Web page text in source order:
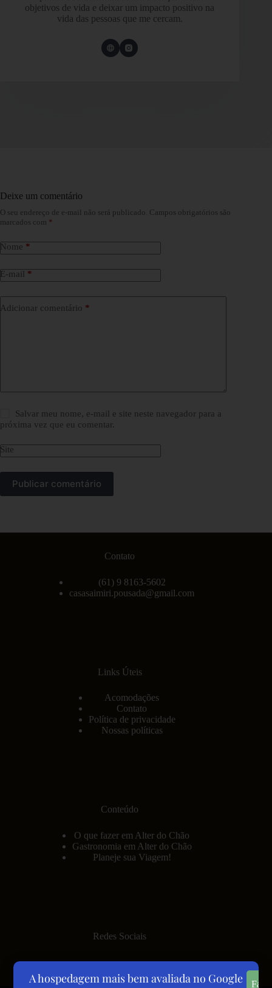
objetivos de vida e deixar um impacto positivo na
vida das pessoas que me cercam.
Deixe um comentário
O seu endereço de e-mail não será publicado. Campos obrigatórios são
marcados com *
Nome *
E-mail *
Adicionar comentário *
Salvar meu nome, e-mail e site neste navegador para a
próxima vez que eu comentar.
Site
Publicar comentário
Contato
(61) 9 8163-5602
casasaimiri.pousada@gmail.com
Links Úteis
Acomodações
Contato
Política de privacidade
Nossas políticas
Conteúdo
O que fazer em Alter do Chão
Gastronomia em Alter do Chão
Planeje sua Viagem!
Redes Sociais
A hospedagem mais bem avaliada no Google
Fale